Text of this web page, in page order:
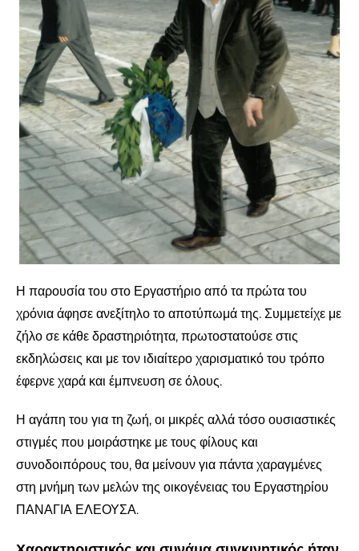
Η παρουσία του στο Εργαστήριο από τα πρώτα του
χρόνια άφησε ανεξίτηλο το αποτύπωμά της. Συμμετείχε με
ζήλο σε κάθε δραστηριότητα, πρωτοστατούσε στις
εκδηλώσεις και με τον ιδιαίτερο χαρισματικό του τρόπο
έφερνε χαρά και έμπνευση σε όλους.
Η αγάπη του για τη ζωή, οι μικρές αλλά τόσο ουσιαστικές
στιγμές που μοιράστηκε με τους φίλους και
συνοδοιπόρους του, θα μείνουν για πάντα χαραγμένες
στη μνήμη των μελών της οικογένειας του Εργαστηρίου
ΠΑΝΑΓΙΑ ΕΛΕΟΥΣΑ.